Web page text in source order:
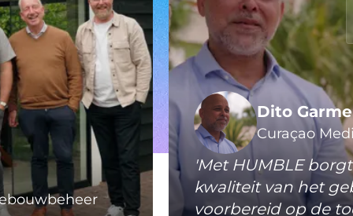
Dito
Curaçao
'Met HUMBLE
kwaliteit van het
voorbereid op de